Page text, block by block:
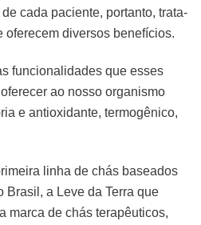
cada paciente, portanto, trata-
oferecem diversos benefícios.
funcionalidades que esses
ao nosso organismo
e antioxidante, termogênico,
linha de chás baseados
Brasil, a Leve da Terra que
marca de chás terapêuticos,